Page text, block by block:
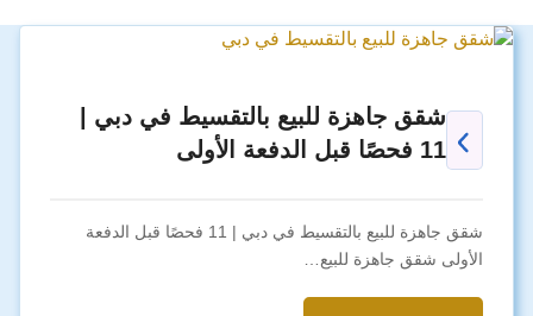
شقق جاهزة للبيع بالتقسيط في دبي |
11 فحصًا قبل الدفعة الأولى
شقق جاهزة للبيع بالتقسيط في دبي | 11 فحصًا قبل الدفعة
الأولى شقق جاهزة للبيع…